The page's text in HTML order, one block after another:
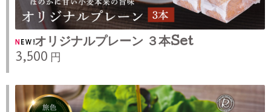
オリジナルプレーン ３本Set
3,500 円